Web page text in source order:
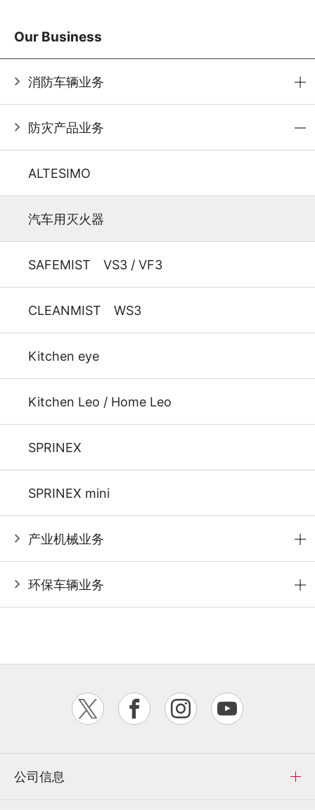
Our Business
消防车辆业务
防灾产品业务
ALTESIMO
汽车用灭火器
SAFEMIST VS3 / VF3
CLEANMIST WS3
Kitchen eye
Kitchen Leo / Home Leo
SPRINEX
SPRINEX mini
产业机械业务
环保车辆业务
公司信息